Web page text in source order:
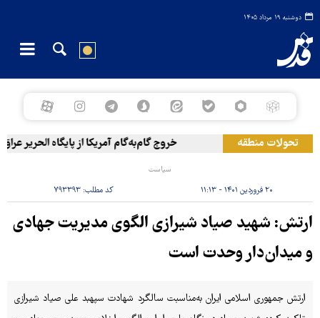
دوشنبه ۱۹ مرداد ۱۴۰۵
تحولات منطقه خروج گام‌به‌گام آمریکا از پایگاه الحریر عراق
سیاست
۲۰ فروردین ۱۴۰۱ - ۱۱:۱۳ کد مطلب: ۷۹۳۳۹۳
ارتش: شهید صیاد شیرازی الگوی مدیریت جهادی
و میدان‌دار وحدت است
ارتش جمهوری اسلامی ایران به‌مناسبت سالگرد شهادت سپهبد علی صیاد شیرازی